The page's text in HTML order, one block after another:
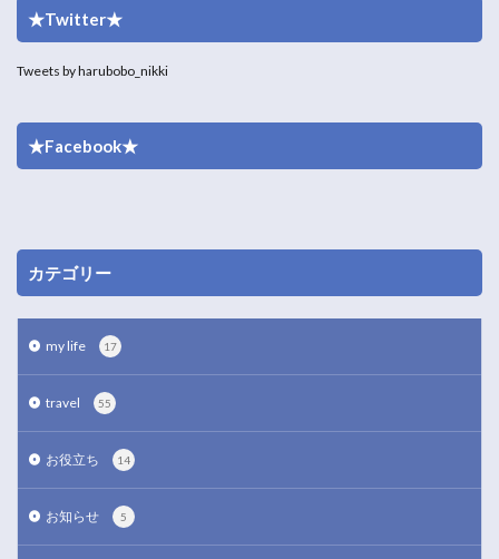
★Twitter★
Tweets by harubobo_nikki
★Facebook★
カテゴリー
my life 17
travel 55
お役立ち 14
お知らせ 5